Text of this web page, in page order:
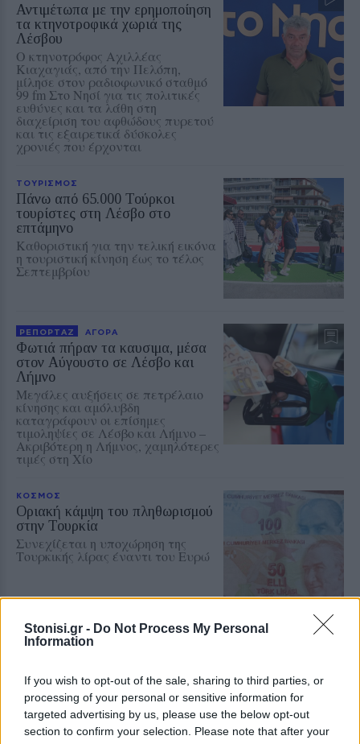
Stonisi.gr - Do Not Process My Personal
Information
If you wish to opt-out of the sale, sharing to third parties, or
processing of your personal or sensitive information for
targeted advertising by us, please use the below opt-out
section to confirm your selection. Please note that after your
Αντιμέτωπα με την ερημοποίηση
τα κτηνοτροφικά χωριά της
Λέσβου
Ο κτηνοτρόφος Αχιλλέας
Κιαχαγιάς, από την Πελόπη,
μίλησε στον ραδιοφωνικό σταθμό
99 fm Στο Νησί για τις πολιτικές
ευθύνες και τα λάθη στη
διαχείριση του αφθώδους πυρετού
και τις εξαιρετικά δύσκολες
χρονιές που έρχονται
ΤΟΥΡΙΣΜΟΣ
Πάνω από 65.000 Τούρκοι
τουρίστες στη Λέσβο στο
επτάμηνο
Καθοριστική για την τελική εικόνα
η τουριστική κίνηση έως το τέλος
Σεπτεμβρίου
ΡΕΠΟΡΤΑΖ ΑΓΟΡΑ
Φωτιά πήραν τα καυσιμα, μέσα
στον Αύγουστο σε Λέσβο και
Λήμνο
Μεγάλες αυξήσεις σε πετρέλαιο
κίνησης και αμόλυβδη
καταγράφουν οι επίσημες
τιμοληψίες σε Λέσβο και Λήμνο –
Ακριβότερη η Λήμνος, χαμηλότερες
τιμές στη Χίο
ΚΟΣΜΟΣ
Οριακή κάμψη του πληθωρισμού
στην Τουρκία
Συνεχίζεται η υποχώρηση της
Τουρκικής λίρας έναντι του Ευρώ
ΕΛΛΑΔΑ
μήνες
Μετά το περιστατικό της
Μυτιλήνης στις 3 Ιουνίου, ανάλογο
συμβάν καταγράφηκε κατά την